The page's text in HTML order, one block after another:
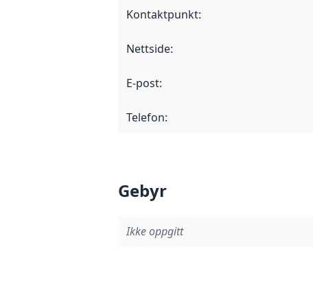
Kontaktpunkt:
Nettside:
E-post:
Telefon:
Gebyr
Ikke oppgitt